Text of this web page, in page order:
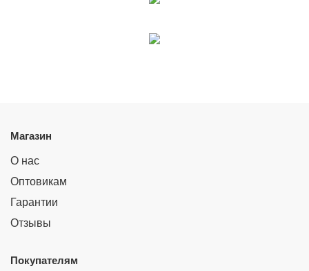
Магазин
О нас
Оптовикам
Гарантии
Отзывы
Покупателям